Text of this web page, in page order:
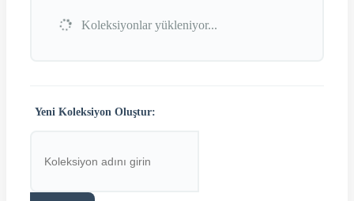
Koleksiyonlar yükleniyor...
Yeni Koleksiyon Oluştur: